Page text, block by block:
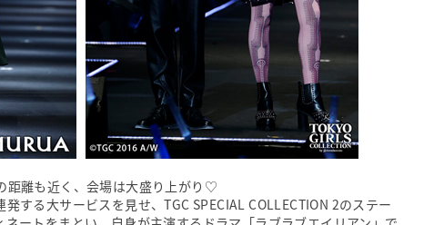
距離も近く、会場は大盛り上がり♡
する大サービスを見せ、TGC SPECIAL COLLECTION 2のステー